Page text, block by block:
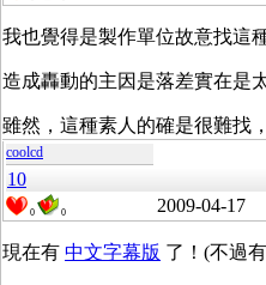
我也覺得是製作單位故意找這
造成轟動的主因是落差實在是太
雖然，這種素人的確是很難找
coolcd
10
0 0 2009-04-17
現在有 中文字幕版 了！(不過